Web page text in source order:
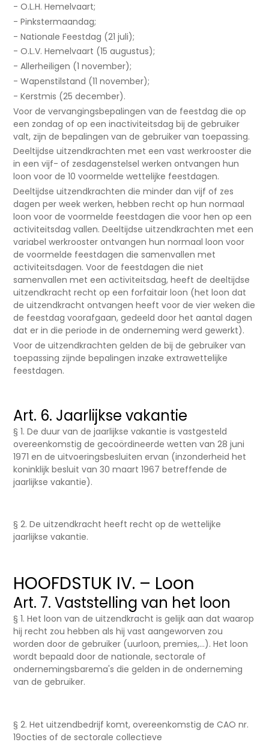
- O.L.H. Hemelvaart;
- Pinkstermaandag;
- Nationale Feestdag (21 juli);
- O.L.V. Hemelvaart (15 augustus);
- Allerheiligen (1 november);
- Wapenstilstand (11 november);
- Kerstmis (25 december).
Voor de vervangingsbepalingen van de feestdag die op
een zondag of op een inactiviteitsdag bij de gebruiker
valt, zijn de bepalingen van de gebruiker van toepassing.
Deeltijdse uitzendkrachten met een vast werkrooster die
in een vijf- of zesdagenstelsel werken ontvangen hun
loon voor de 10 voormelde wettelijke feestdagen.
Deeltijdse uitzendkrachten die minder dan vijf of zes
dagen per week werken, hebben recht op hun normaal
loon voor de voormelde feestdagen die voor hen op een
activiteitsdag vallen. Deeltijdse uitzendkrachten met een
variabel werkrooster ontvangen hun normaal loon voor
de voormelde feestdagen die samenvallen met
activiteitsdagen. Voor de feestdagen die niet
samenvallen met een activiteitsdag, heeft de deeltijdse
uitzendkracht recht op een forfaitair loon (het loon dat
de uitzendkracht ontvangen heeft voor de vier weken die
de feestdag voorafgaan, gedeeld door het aantal dagen
dat er in die periode in de onderneming werd gewerkt).
Voor de uitzendkrachten gelden de bij de gebruiker van
toepassing zijnde bepalingen inzake extrawettelijke
feestdagen.
Art. 6. Jaarlijkse vakantie
§ 1. De duur van de jaarlijkse vakantie is vastgesteld
overeenkomstig de gecoördineerde wetten van 28 juni
1971 en de uitvoeringsbesluiten ervan (inzonderheid het
koninklijk besluit van 30 maart 1967 betreffende de
jaarlijkse vakantie).
§ 2. De uitzendkracht heeft recht op de wettelijke
jaarlijkse vakantie.
HOOFDSTUK IV. – Loon
Art. 7. Vaststelling van het loon
§ 1. Het loon van de uitzendkracht is gelijk aan dat waarop
hij recht zou hebben als hij vast aangeworven zou
worden door de gebruiker (uurloon, premies,...). Het loon
wordt bepaald door de nationale, sectorale of
ondernemingsbarema's die gelden in de onderneming
van de gebruiker.
§ 2. Het uitzendbedrijf komt, overeenkomstig de CAO nr.
19octies of de sectorale collectieve